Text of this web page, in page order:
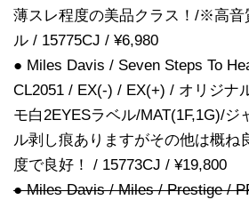
薄スレ程度の美品クラス！/※高音
ル / 15775CJ / ¥6,980
● Miles Davis / Seven Steps To
CL2051 / EX(-) / EX(+) / オリジナ
モ白2EYESラベル/MAT(1F,1G)/ジ
ル剥し痕ありますがその他は概ね
度で良好！ / 15773CJ / ¥19,800
● Miles Davis / Miles / Prestige /